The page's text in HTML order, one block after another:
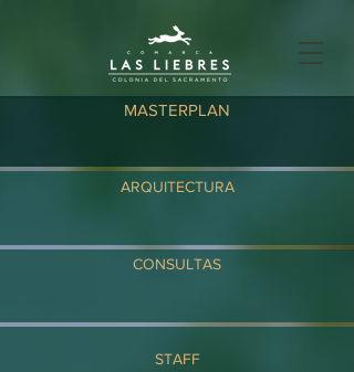
MASTERPLAN
ARQUITECTURA
CONSULTAS
STAFF